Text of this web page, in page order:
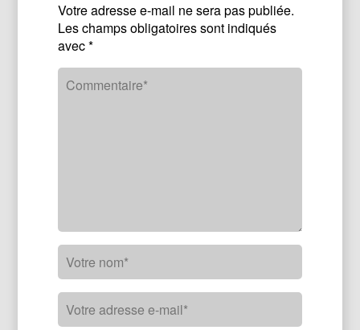
Votre adresse e-mail ne sera pas publiée.
Les champs obligatoires sont indiqués
avec*